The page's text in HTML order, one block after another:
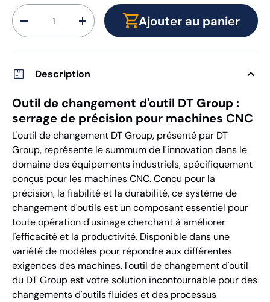
Qté
-
+ Ajouter au panier
Description
Outil de changement d'outil DT Group :
serrage de précision pour machines CNC
L'outil de changement DT Group, présenté par DT
Group, représente le summum de l'innovation dans le
domaine des équipements industriels, spécifiquement
conçus pour les machines CNC. Conçu pour la
précision, la fiabilité et la durabilité, ce système de
changement d'outils est un composant essentiel pour
toute opération d'usinage cherchant à améliorer
l'efficacité et la productivité. Disponible dans une
variété de modèles pour répondre aux différentes
exigences des machines, l'outil de changement d'outil
du DT Group est votre solution incontournable pour des
changements d'outils fluides et des processus